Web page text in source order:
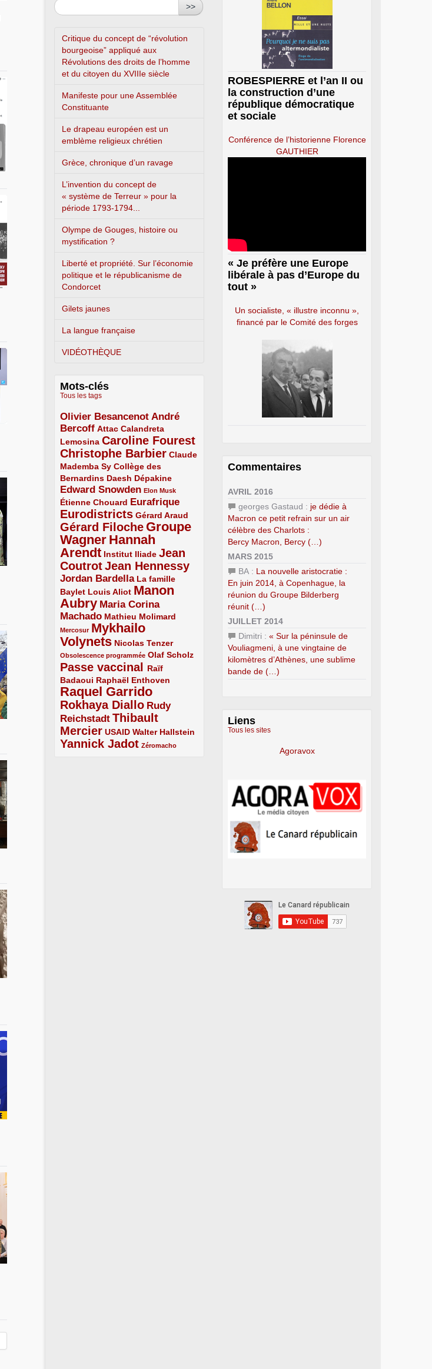
>>
Critique du concept de “révolution
bourgeoise” appliqué aux
Révolutions des droits de l’homme
et du citoyen du XVIIIe siècle
Manifeste pour une Assemblée
Constituante
Le drapeau européen est un
emblème religieux chrétien
Grèce, chronique d’un ravage
L’invention du concept de
« système de Terreur » pour la
période 1793-1794...
Olympe de Gouges, histoire ou
mystification ?
Liberté et propriété. Sur l’économie
politique et le républicanisme de
Condorcet
Gilets jaunes
La langue française
VIDÉOTHÈQUE
Mots-clés
Tous les tags
Olivier Besancenot
3/5
André
Bercoff
3/5 Attac
2/5
Calandreta
Lemosina
2/5 Caroline Fourest
4/5
Christophe Barbier
4/5
Claude
Mademba Sy
2/5
Collège des
Bernardins
2/5 Daesh
2/5 Dépakine
2/5
Edward Snowden
3/5 Elon Musk
1/5
Étienne Chouard
2/5 Eurafrique
3/5
Eurodistricts
4/5 Gérard Araud
2/5
Gérard Filoche
4/5
Groupe
Wagner
5/5
Hannah
Arendt
5/5 Institut Iliade
2/5
Jean
Coutrot
4/5 Jean Hennessy
4/5
Jordan Bardella
3/5
La famille
Baylet
2/5 Louis Aliot
2/5
Manon
Aubry
5/5
Maria Corina
Machado
3/5 Mathieu Molimard
2/5
Mercosur
1/5
Mykhailo
Volynets
5/5 Nicolas Tenzer
2/5
Obsolescence programmée
1/5 Olaf Scholz
2/5
Passe vaccinal
4/5
Raïf
Badaoui
2/5 Raphaël Enthoven
2/5
Raquel Garrido
5/5
Rokhaya Diallo
4/5
Rudy
Reichstadt
3/5
Thibault
Mercier
4/5 USAID
2/5 Walter Hallstein
2/5
Yannick Jadot
4/5 Zéromacho
1/5
ROBESPIERRE et l’an II ou
la construction d’une
république démocratique
et sociale
Conférence de l’historienne Florence
GAUTHIER
« Je préfère une Europe
libérale à pas d’Europe du
tout »
Un socialiste, « illustre inconnu »,
financé par le Comité des forges
Commentaires
AVRIL 2016
georges Gastaud : je dédie à
Macron ce petit refrain sur un air
célèbre des Charlots :
Bercy Macron, Bercy (…)
MARS 2015
BA : La nouvelle aristocratie :
En juin 2014, à Copenhague, la
réunion du Groupe Bilderberg
réunit (…)
JUILLET 2014
Dimitri : « Sur la péninsule de
Vouliagmeni, à une vingtaine de
kilomètres d’Athènes, une sublime
bande de (…)
Liens
Tous les sites
Agoravox